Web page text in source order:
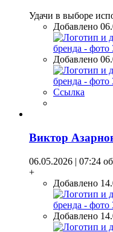
Удачи в выборе
Добавлено
Добавлено
Ссылка
Виктор
06.05.2026 | 07:24
+
Добавлено
Добавлено